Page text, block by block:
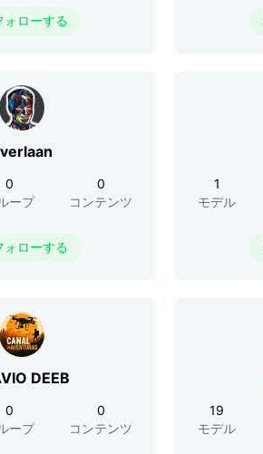
ォローする
0
ープ
0
コンテンツ
ォローする
1
モデル
DEEB
0
ープ
0
コンテンツ
19
モデル